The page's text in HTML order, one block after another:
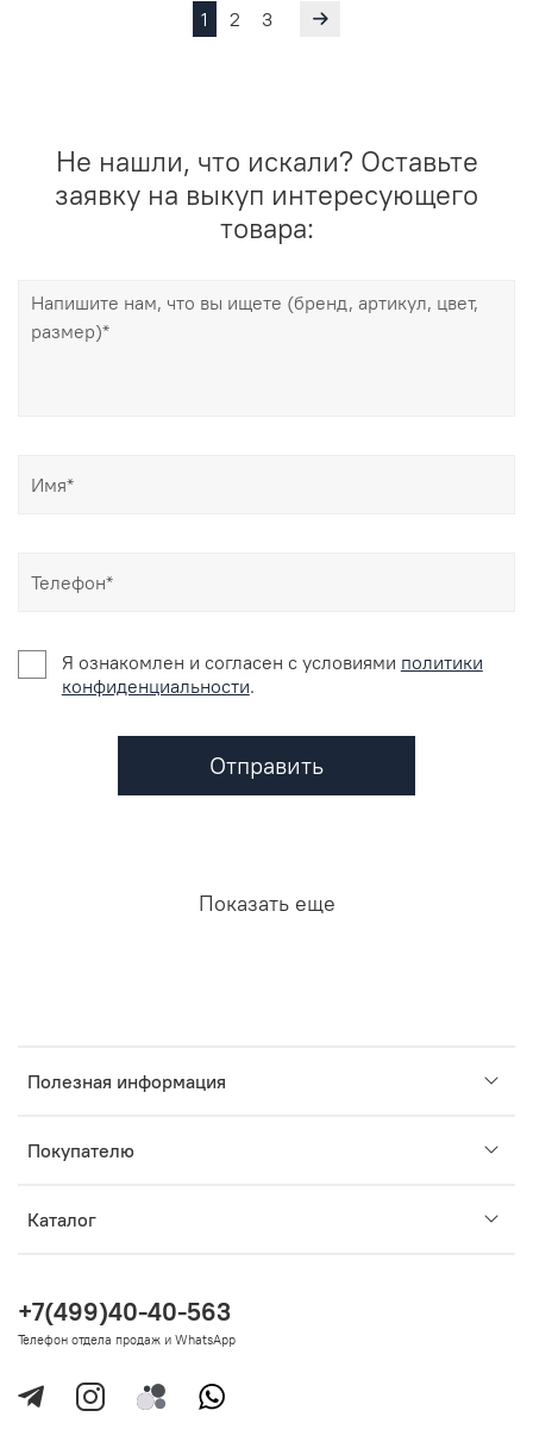
1 2 3
Не нашли, что искали? Оставьте
заявку на выкуп интересующего
товара:
Я ознакомлен и согласен c условиями политики
конфиденциальности.
Отправить
Показать еще
Полезная информация
Покупателю
Каталог
+7(499)40-40-563
Телефон отдела продаж и WhatsApp